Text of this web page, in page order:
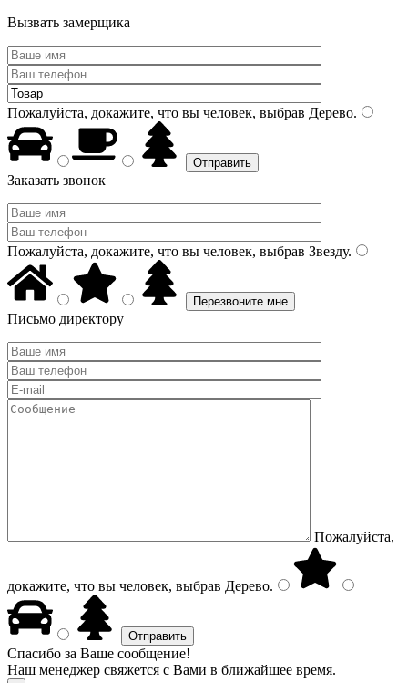
Вызвать замерщика
Пожалуйста, докажите, что вы человек, выбрав Дерево.
Заказать звонок
Пожалуйста, докажите, что вы человек, выбрав Звезду.
Письмо директору
Пожалуйста,
докажите, что вы человек, выбрав Дерево.
Спасибо за Ваше сообщение!
Наш менеджер свяжется с Вами в ближайшее время.